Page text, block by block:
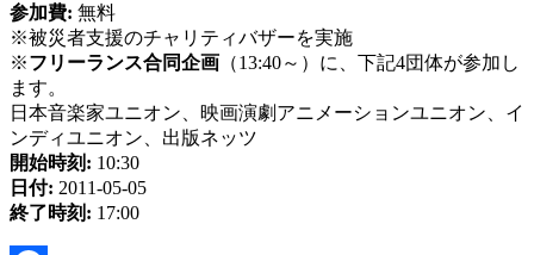
参加費: 無料
※被災者支援のチャリティバザーを実施
※フリーランス合同企画 （13:40～）に、下記4団体が参加し
ます。
日本音楽家ユニオン、映画演劇アニメーションユニオン、イ
ンディユニオン、出版ネッツ
開始時刻: 10:30
日付: 2011-05-05
終了時刻: 17:00